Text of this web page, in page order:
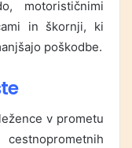
motorističnimi
in škornji, ki
poškodbe.
v prometu